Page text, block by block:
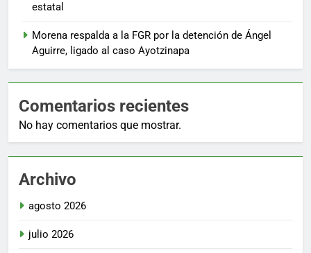
estatal
Morena respalda a la FGR por la detención de Ángel
Aguirre, ligado al caso Ayotzinapa
Comentarios recientes
No hay comentarios que mostrar.
Archivo
agosto 2026
julio 2026